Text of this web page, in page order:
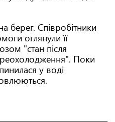
берег. Співробітники
оглянули її
"стан після
Поки
у воді